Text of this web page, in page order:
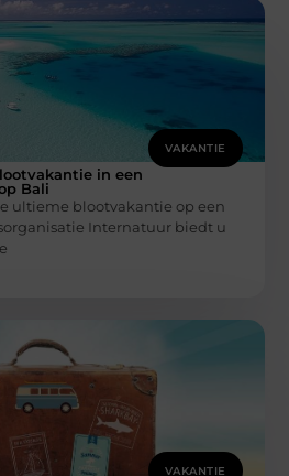
VAKANTIE
in een
Bali
ultieme blootvakantie op een
Internatuur biedt u
VAKANTIE